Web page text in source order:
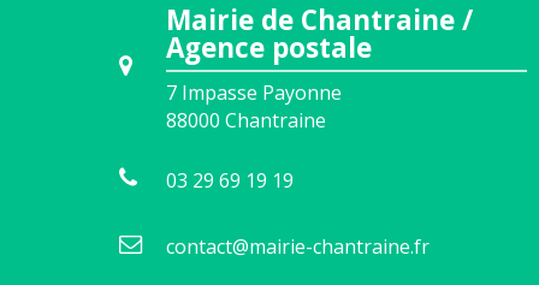
Mairie de Chantraine /
Agence postale
7 Impasse Payonne
88000 Chantraine
03 29 69 19 19
contact@mairie-chantraine.fr